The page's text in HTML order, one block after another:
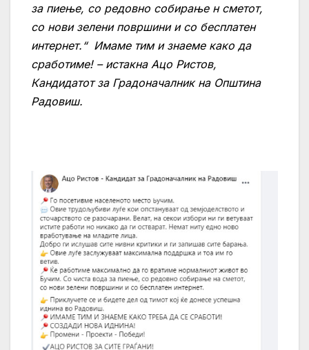
за пиење, со редовно собирање н сметот,
со нови зелени површини и со бесплатен
интернет.“ Имаме тим и знаеме како да
сработиме! – истакна Ацо Ристов,
Кандидатот за Градоначалник на Општина
Радовиш.